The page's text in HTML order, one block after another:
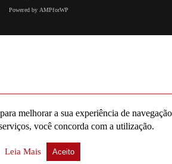
Powered by AMPforWP
melhorar a sua experiência de
você concorda com a utilização.
Leia Mais Aceito